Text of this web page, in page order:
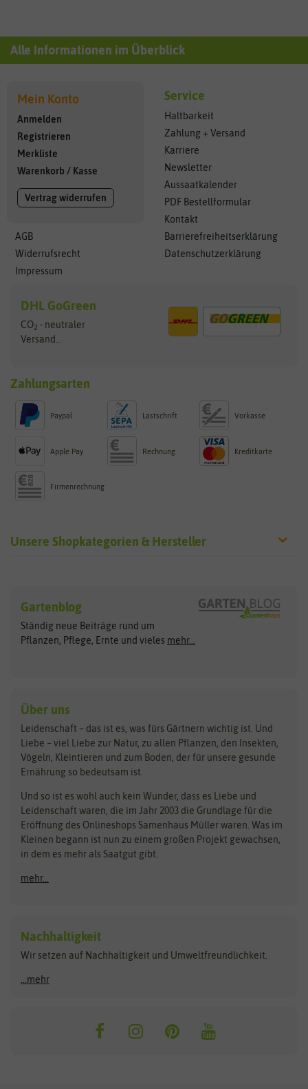
Alle Informationen im Überblick
Mein Konto
Anmelden
Registrieren
Merkliste
Warenkorb / Kasse
Vertrag widerrufen
AGB
Widerrufsrecht
Impressum
Service
Haltbarkeit
Zahlung + Versand
Karriere
Newsletter
Aussaatkalender
PDF Bestellformular
Kontakt
Barrierefreiheitserklärung
Datenschutzerklärung
DHL GoGreen
CO2 - neutraler
Versand...
Zahlungsarten
Paypal Lastschrift Vorkasse
Apple Pay Rechnung Kreditkarte
Firmenrechnung
Unsere Shopkategorien & Hersteller
Exotische Samen
Gemüsesamen
Gründünger
Kräutersamen
Obstsamen
Pilzbrut
Rasensamen
Steckzwiebeln
Zimmer & Kübelpflanzen
Kataloge
Schnäppchen
Anzucht & Gartenzubehör
Anzuchtschalen
Heizmatte & Heizkabel
Kokos-Quelltabletten
Zimmergewächshaus
Arche Noah
ASB Greenworld
Benary
Bingenheimer Saatgut
BioBalu
Bionana
BIOWOL
Blumicorn
Bûten Birds
Carl Pabst
Clever Pots
COMPO
Dürr-Samen
elho
Feldsaaten Freudenberger
Fertil
Flora Elite
Florissa
Flortis
Franchi Sementi
Hortitops
JUB Holland
Gartenblog
Ständig neue Beiträge rund um
Pflanzen, Pflege, Ernte und vieles mehr...
Über uns
Leidenschaft – das ist es, was fürs Gärtnern wichtig ist. Und
Liebe – viel Liebe zur Natur, zu allen Pflanzen, den Insekten,
Vögeln, Kleintieren und zum Boden, der für unsere gesunde
Ernährung so bedeutsam ist.
Und so ist es wohl auch kein Wunder, dass es Liebe und
Leidenschaft waren, die im Jahr 2003 die Grundlage für die
Eröffnung des Onlineshops Samenhaus Müller waren. Was im
Kleinen begann ist nun zu einem großen Projekt gewachsen,
in dem es mehr als Saatgut gibt.
mehr...
Nachhaltigkeit
Wir setzen auf Nachhaltigkeit und Umweltfreundlichkeit.
...mehr